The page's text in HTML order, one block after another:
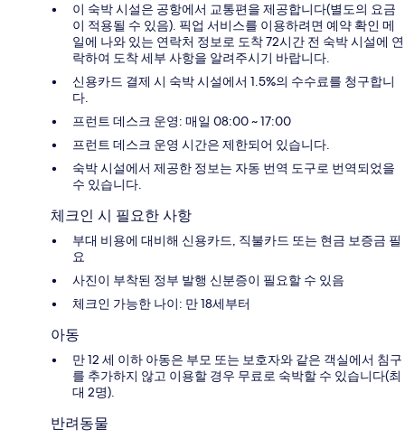
이 숙박 시설은 공항에서 교통편을 제공합니다(별도의 요금
이 적용될 수 있음). 픽업 서비스를 이용하려면 예약 확인 메
일에 나와 있는 연락처 정보로 도착 72시간 전 숙박 시설에 연
락하여 도착 세부 사항을 알려주시기 바랍니다.
신용카드 결제 시 숙박 시설에서 1.5%의 수수료를 청구합니
다.
프런트 데스크 운영: 매일 08:00 ~ 17:00
프런트 데스크 운영 시간은 제한되어 있습니다.
숙박 시설에서 제공한 정보는 자동 번역 도구로 번역되었을
수 있습니다.
체크인 시 필요한 사항
부대 비용에 대비해 신용카드, 직불카드 또는 현금 보증금 필
요
사진이 부착된 정부 발행 신분증이 필요할 수 있음
체크인 가능한 나이: 만 18세부터
아동
만 12 세 이하 아동은 부모 또는 보호자와 같은 객실에서 침구
를 추가하지 않고 이용할 경우 무료로 숙박할 수 있습니다(최
대 2명).
반려동물